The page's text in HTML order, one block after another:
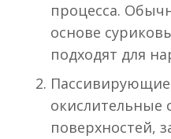
процесса.
основе
подходят для
окислительные
поверхностей,